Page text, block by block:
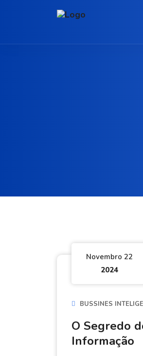
Novembro 22
2024
BUSSINES
O Segredo
Informação